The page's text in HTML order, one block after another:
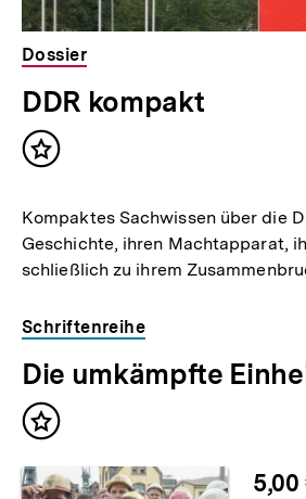
Dossier
DDR kompakt
Inhalt
Kompaktes Sachwissen über die
Geschichte, ihren Machtapparat,
schließlich zu ihrem
Schriftenreihe
Die umkämpfte
Inhalt
5,00